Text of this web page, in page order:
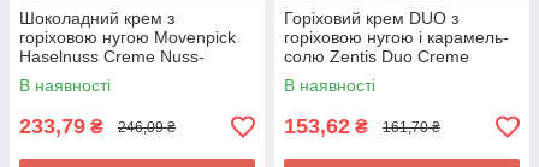
Шоколадний крем з
горіховою нугою Movenpick
Haselnuss Creme Nuss-
Nougat 300г Німеччина
В наявності
233,79 ₴ 246,09 ₴
Горіховий крем DUO з
горіховою нугою і карамель-
солю Zentis Duo Creme
Nusspli Salted Caramel MIX
300 г Німеччина
В наявності
153,62 ₴ 161,70 ₴